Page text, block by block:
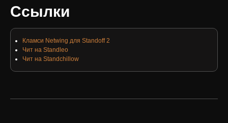
Ссылки
Кламси Netwing для Standoff 2
Чит на Standleo
Чит на Standchillow